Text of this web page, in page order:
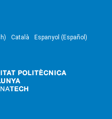
Català Espanyol (Español)